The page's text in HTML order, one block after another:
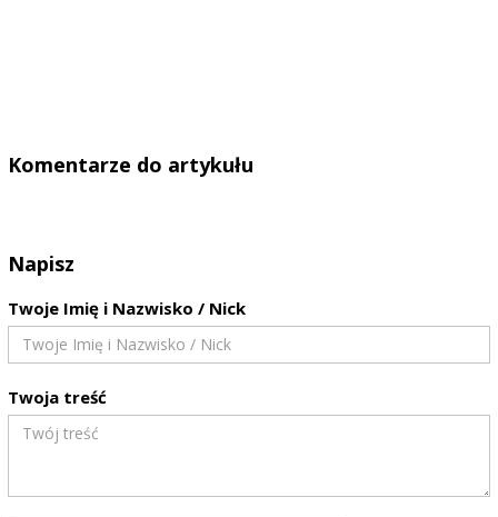
Komentarze do artykułu
Napisz
Twoje Imię i Nazwisko / Nick
Twoja treść